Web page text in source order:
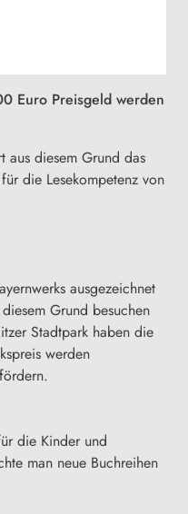
Euro Preisgeld werden
aus diesem Grund das
die Lesekompetenz von
ausgezeichnet
Grund besuchen
Stadtpark haben die
werden
die Kinder und
man neue Buchreihen